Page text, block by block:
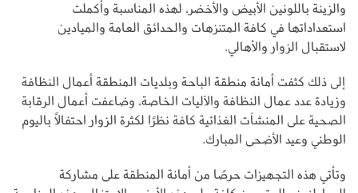
والزينة باللونين الأبيض والأخضر، لهذه المناسبة وأكملت
استعداداتها في كافة المتنزهات والحدائق العامة والميادين
لاستقبال الزوار والأهالي.
إلى ذلك كثفت أمانة منطقة الباحة وبلديات المنطقة أعمال النظافة
وزيادة عدد عمال النظافة والآليات الخاصة، وضاعفت أعمال الرقابة
الصحية على المنشآت الغذائية كافة نظرًا لكثرة الزوار احتفالاً باليوم
الوطني وعيد الأضحى المبارك.
وتأتي هذه التجهيزات حرصًا من أمانة المنطقة على مشاركة